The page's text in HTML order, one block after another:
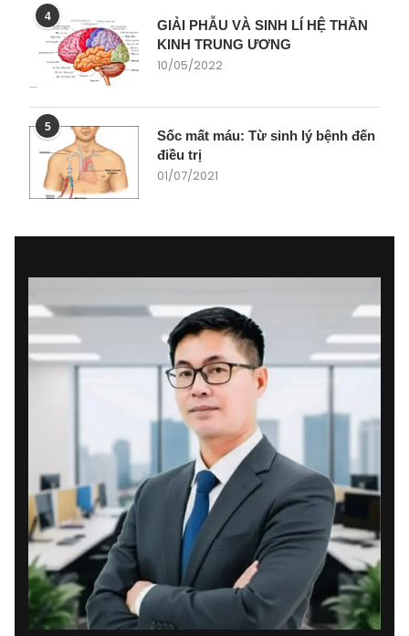
4
GIẢI PHẪU VÀ SINH LÍ HỆ THẦN
KINH TRUNG ƯƠNG
10/05/2022
5
Sốc mất máu: Từ sinh lý bệnh đến
điều trị
01/07/2021